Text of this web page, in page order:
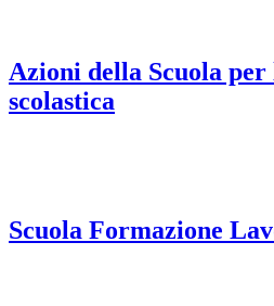
Azioni della Scuola
scolastica
Scuola Formazione